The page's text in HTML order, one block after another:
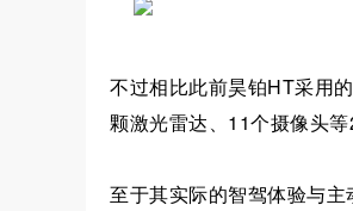
不过相比此前昊铂HT采用
颗激光雷达、11个摄像头
至于其实际的智驾体验与主